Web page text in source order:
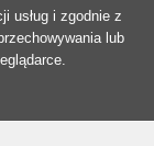
usług i zgodnie z
lub